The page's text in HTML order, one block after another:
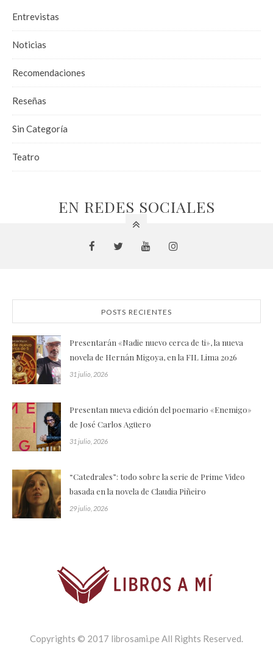
Entrevistas
Noticias
Recomendaciones
Reseñas
Sin Categoría
Teatro
EN REDES SOCIALES
POSTS RECIENTES
Presentarán «Nadie nuevo cerca de ti», la nueva
novela de Hernán Migoya, en la FIL Lima 2026
31 julio, 2026
Presentan nueva edición del poemario «Enemigo»
de José Carlos Agüero
31 julio, 2026
“Catedrales”: todo sobre la serie de Prime Video
basada en la novela de Claudia Piñeiro
29 julio, 2026
Copyrights © 2017 librosami.pe All Rights Reserved.